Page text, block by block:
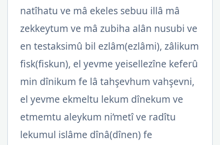
natîhatu ve mâ ekeles sebuu illâ mâ
zekkeytum ve mâ zubiha alân nusubi ve
en testaksimû bil ezlâm(ezlâmi), zâlikum
fisk(fiskun), el yevme yeisellezîne keferû
min dînikum fe lâ tahşevhum vahşevni,
el yevme ekmeltu lekum dînekum ve
etmemtu aleykum ni’metî ve radîtu
lekumul islâme dînâ(dînen) fe